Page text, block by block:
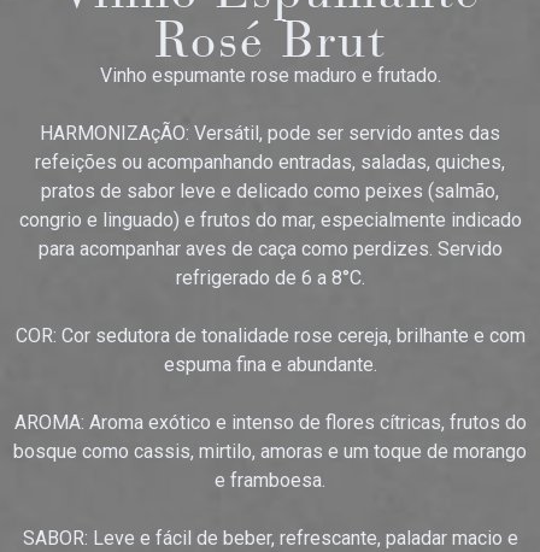
Rosé Brut
Vinho espumante rose maduro e frutado.
HARMONIZAçÃO: Versátil, pode ser servido antes das
refeições ou acompanhando entradas, saladas, quiches,
pratos de sabor leve e delicado como peixes (salmão,
congrio e linguado) e frutos do mar, especialmente indicado
para acompanhar aves de caça como perdizes. Servido
refrigerado de 6 a 8°C.
COR: Cor sedutora de tonalidade rose cereja, brilhante e com
espuma fina e abundante.
AROMA: Aroma exótico e intenso de flores cítricas, frutos do
bosque como cassis, mirtilo, amoras e um toque de morango
e framboesa.
SABOR: Leve e fácil de beber, refrescante, paladar macio e